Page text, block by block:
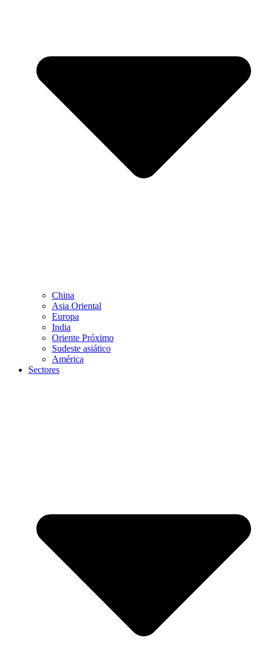
China
Asia Oriental
Europa
India
Oriente Próximo
Sudeste asiático
América
Sectores